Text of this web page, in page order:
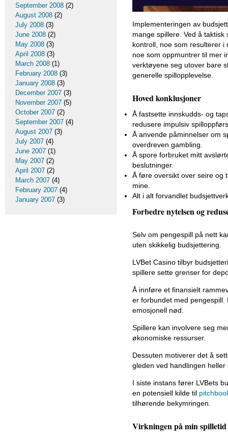
Implementeringen av
mange spillere. Ved å
kontroll, noe som resulterer i
noe som oppmuntrer til mer
verktøyene seg utover bare
generelle spillopplevelse.
Hoved konklusjoner
Å fastsette innskudds- og
redusere impulsiv
Å anvende påminnelser om
overdreven gambling.
Å spore forbruket mitt
beslutninger.
Å føre oversikt over seire og
mine.
Alt i alt forvandlet
Forbedre nytelsen og
Selv om pengespill på nett
uten skikkelig budsjettering.
LVBet Casino tilbyr
spillere sette grenser for
Å innføre et finansielt
er forbundet med
emosjonell nød.
Spillere kan involvere seg
økonomiske ressurser.
Dessuten motiverer det å
gleden ved handlingen
I siste instans fører LVBets
en potensiell kilde til
tilhørende bekymringen.
Virkningen på min spilletid
September 2008 (2)
August 2008 (2)
July 2008 (3)
June 2008 (2)
May 2008 (3)
April 2008 (3)
March 2008 (1)
February 2008 (3)
January 2008 (3)
December 2007 (3)
November 2007 (5)
October 2007 (2)
September 2007 (4)
August 2007 (3)
July 2007 (4)
June 2007 (1)
May 2007 (2)
April 2007 (2)
March 2007 (4)
February 2007 (4)
January 2007 (3)